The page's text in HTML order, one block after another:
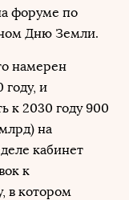
форуме по
Дню Земли.
намерен
году, и
к 2030 году 900
на
кабинет
к
в котором